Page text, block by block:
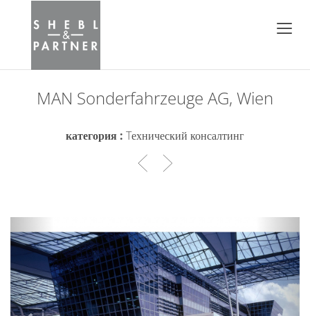
MAN Sonderfahrzeuge AG, Wien
категория : Tехнический консалтинг